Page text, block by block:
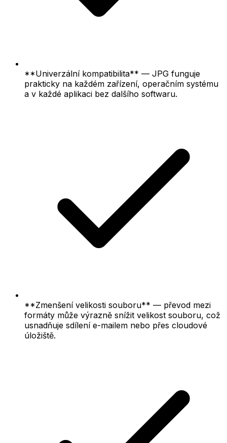
**Univerzální kompatibilita** — JPG funguje
prakticky na každém zařízení, operačním systému
a v každé aplikaci bez dalšího softwaru.
**Zmenšení velikosti souboru** — převod mezi
formáty může výrazně snížit velikost souboru, což
usnadňuje sdílení e-mailem nebo přes cloudové
úložiště.